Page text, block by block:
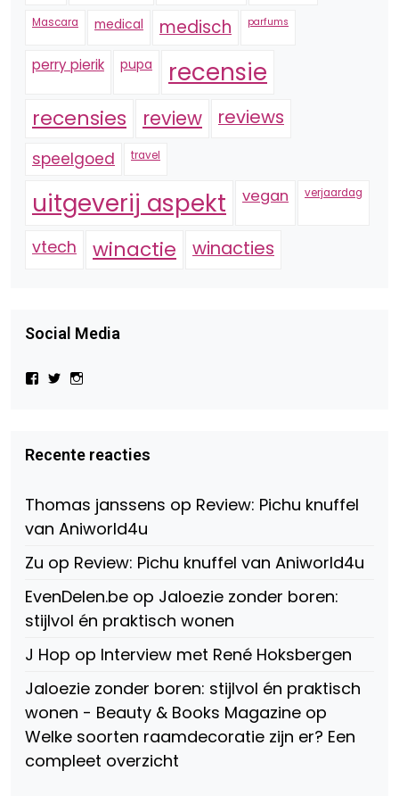
Mascara medical medisch parfums
perry pierik pupa recensie
recensies review reviews
speelgoed travel
uitgeverij aspekt vegan verjaardag
vtech winactie winacties
Social Media
Bekijk
Beauty-
147775071915783/?
Facebook
Bekijk
op
Twitter
op
Instagram
Recente reacties
Thomas janssens op Review: Pichu knuffel
van Aniworld4u
Zu op Review: Pichu knuffel van Aniworld4u
EvenDelen.be op Jaloezie zonder boren:
stijlvol én praktisch wonen
J Hop op Interview met René Hoksbergen
Jaloezie zonder boren: stijlvol én praktisch
wonen - Beauty & Books Magazine op
Welke soorten raamdecoratie zijn er? Een
compleet overzicht